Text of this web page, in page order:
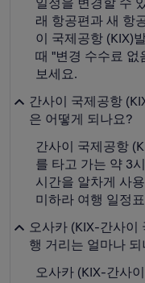
래 항공편과 새 항
이 국제공항 (KIX)
때 "변경 수수료 없
보세요.
간사이 국제공항
은 어떻게 되나요?
간사이 국제공항
를 타고 가는 약 3
시간을 알차게 사
미하라 여행 일정
오사카 (KIX-간사이
행 거리는 얼마나
오사카 (KIX-간사